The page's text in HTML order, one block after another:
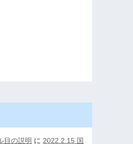
目の説明 に 2022.2.15 国